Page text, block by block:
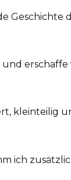
Geschichte
und
kleinteilig
ich